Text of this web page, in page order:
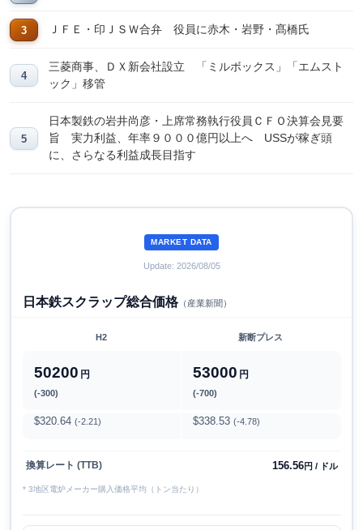
ＪＦＥ・印ＪＳＷ合弁 役員に赤木・岩野・髙橋氏
三菱商事、ＤＸ新会社設立 「ミルボックス」「エムスト
ック」移管
日本製鉄の岩井尚彦・上席常務執行役員ＣＦＯ決算会見要
旨 実力利益、年率９０００億円以上へ USSが稼ぎ頭
に、さらなる利益成長目指す
MARKET DATA
Update: 2026/08/05
日本鉄スクラップ総合価格（産業新聞）
H2 新断プレス
50200 円
(-300)
53000 円
(-700)
$320.64 (-2.21) $338.53 (-4.78)
換算レート (TTB) 156.56円 / ドル
* 3地区電炉メーカー購入価格平均（トン当たり）